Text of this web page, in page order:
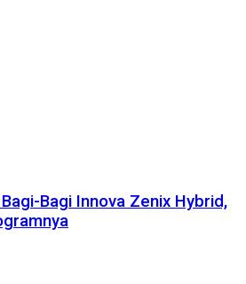
Bagi Innova Zenix Hybrid,